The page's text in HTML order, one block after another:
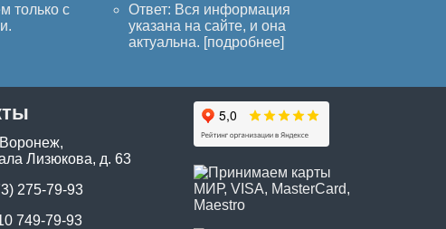
только с
Ответ: Вся информация
указана на сайте, и она
актуальна. [подробнее]
Лизюкова, д. 63
275-79-93
749-79-93